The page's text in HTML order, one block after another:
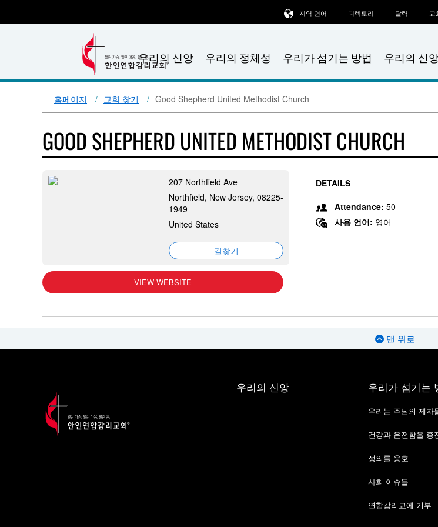
우리의 신앙 우리의 정체성 우리가 섬기는 방법 우리의 신
지역 언어 디렉토리 달력 교
홈페이지 교회 찾기 Good Shepherd United Methodist Church
GOOD SHEPHERD UNITED METHODIST CHURCH
207 Northfield Ave
Northfield, New Jersey, 08225-
1949
United States
길찾기
VIEW WEBSITE
DETAILS
Attendance: 50
사용 언어: 영어
맨 위로
우리의 신앙 우리가 섬기는
우리는 주님의 제자
건강과 온전함을 증
정의를 옹호
사회 이슈들
연합감리교에 기부